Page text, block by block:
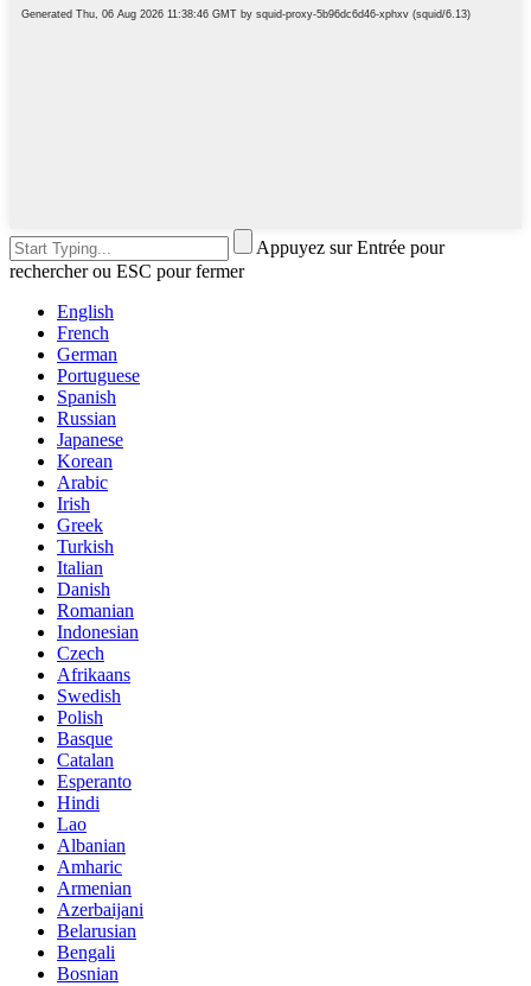
Appuyez sur Entrée pour
rechercher ou ESC pour fermer
English
French
German
Portuguese
Spanish
Russian
Japanese
Korean
Arabic
Irish
Greek
Turkish
Italian
Danish
Romanian
Indonesian
Czech
Afrikaans
Swedish
Polish
Basque
Catalan
Esperanto
Hindi
Lao
Albanian
Amharic
Armenian
Azerbaijani
Belarusian
Bengali
Bosnian